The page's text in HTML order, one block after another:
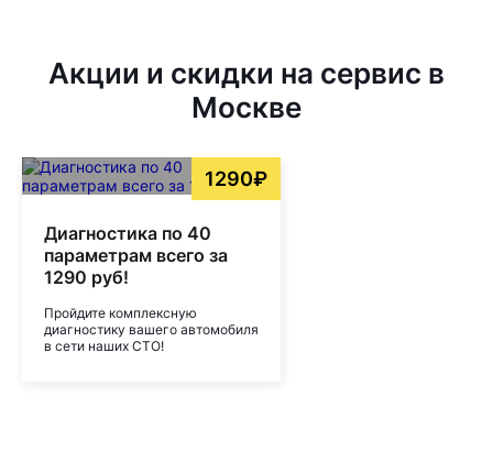
Акции и скидки на сервис в
Москве
1290₽
Диагностика по 40
параметрам всего за
1290 руб!
Пройдите комплексную
диагностику вашего автомобиля
в сети наших СТО!